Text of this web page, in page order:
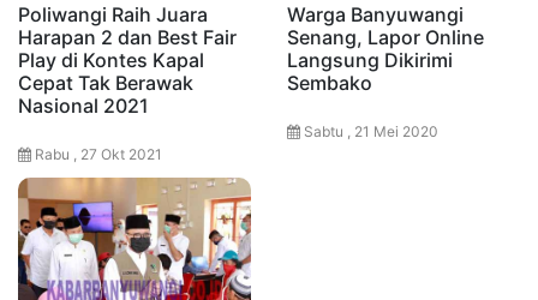
Poliwangi Raih Juara
Harapan 2 dan Best Fair
Play di Kontes Kapal
Cepat Tak Berawak
Nasional 2021
Rabu , 27 Okt 2021
Warga Banyuwangi
Senang, Lapor Online
Langsung Dikirimi
Sembako
Sabtu , 21 Mei 2020